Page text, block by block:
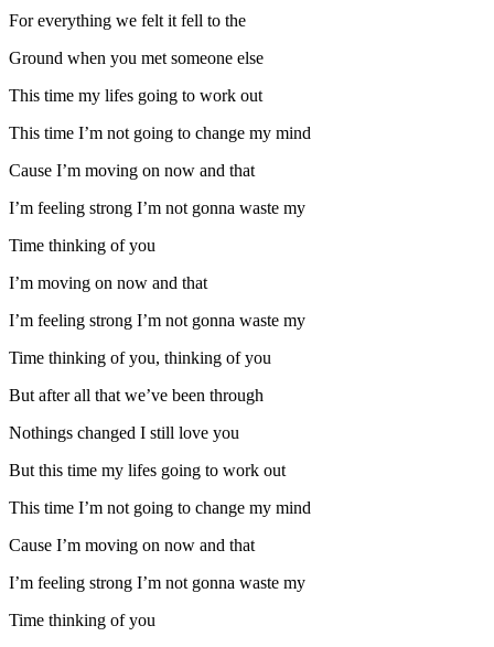
For everything we felt it fell to the
Ground when you met someone else
This time my lifes going to work out
This time I’m not going to change my mind
Cause I’m moving on now and that
I’m feeling strong I’m not gonna waste my
Time thinking of you
I’m moving on now and that
I’m feeling strong I’m not gonna waste my
Time thinking of you, thinking of you
But after all that we’ve been through
Nothings changed I still love you
But this time my lifes going to work out
This time I’m not going to change my mind
Cause I’m moving on now and that
I’m feeling strong I’m not gonna waste my
Time thinking of you